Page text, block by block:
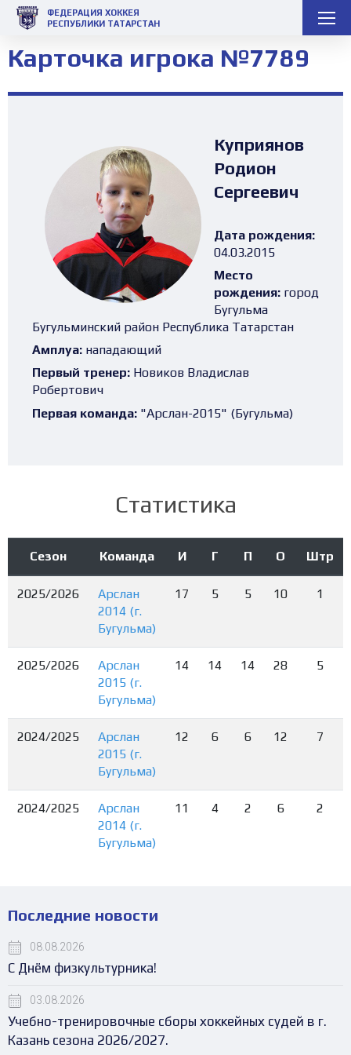
ФЕДЕРАЦИЯ ХОККЕЯ
РЕСПУБЛИКИ ТАТАРСТАН
Карточка игрока №7789
Куприянов
Родион
Сергеевич
Дата рождения:
04.03.2015
Место
рождения: город
Бугульма
Бугульминский район Республика Татарстан
Амплуа: нападающий
Первый тренер: Новиков Владислав
Робертович
Первая команда: "Арслан-2015" (Бугульма)
Статистика
Сезон Команда И Г П О Штр
2025/2026
Арслан
2014 (г.
Бугульма)
17 5 5 10 1
2025/2026
Арслан
2015 (г.
Бугульма)
14 14 14 28 5
2024/2025
Арслан
2015 (г.
Бугульма)
12 6 6 12 7
2024/2025
Арслан
2014 (г.
Бугульма)
11 4 2 6 2
Последние новости
08.08.2026
С Днём физкультурника!
03.08.2026
Учебно-тренировочные сборы хоккейных судей в г.
Казань сезона 2026/2027.